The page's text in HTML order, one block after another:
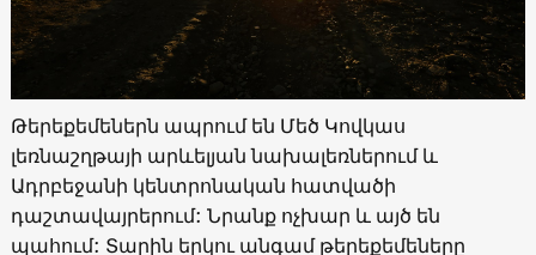
Թերեքեմեներն ապրում են Մեծ Կովկաս
լեռնաշղթայի արևելյան նախալեռներում և
Ադրբեջանի կենտրոնական հատվածի
դաշտավայրերում: Նրանք ոչխար և այծ են
պահում: Տարին երկու անգամ թերեքեմեները